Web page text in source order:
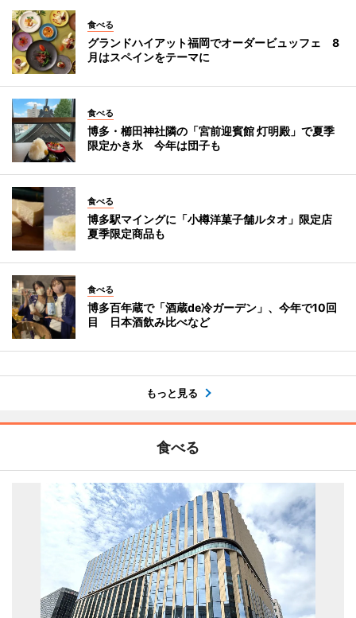
食べる
グランドハイアット福岡でオーダービュッフェ 8
月はスペインをテーマに
食べる
博多・櫛田神社隣の「宮前迎賓館 灯明殿」で夏季
限定かき氷 今年は団子も
食べる
博多駅マイングに「小樽洋菓子舗ルタオ」限定店
夏季限定商品も
食べる
博多百年蔵で「酒蔵de冷ガーデン」、今年で10回
目 日本酒飲み比べなど
もっと見る
食べる